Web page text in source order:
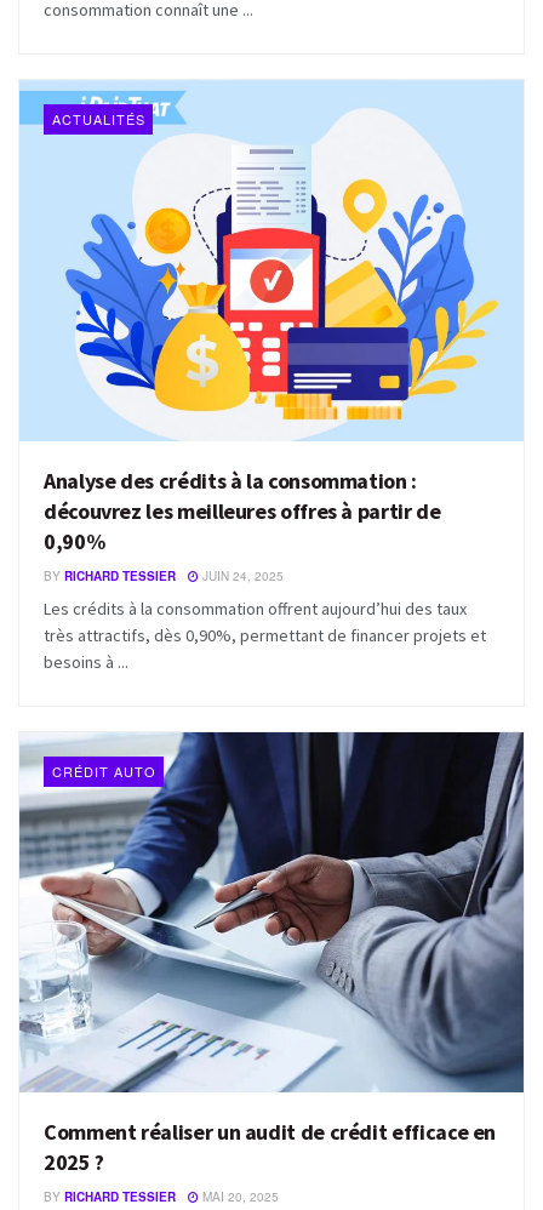
consommation connaît une ...
ACTUALITÉS
Analyse des crédits à la consommation :
découvrez les meilleures offres à partir de
0,90%
BY RICHARD TESSIER JUIN 24, 2025
Les crédits à la consommation offrent aujourd’hui des taux
très attractifs, dès 0,90%, permettant de financer projets et
besoins à ...
CRÉDIT AUTO
Comment réaliser un audit de crédit efficace en
2025 ?
BY RICHARD TESSIER MAI 20, 2025